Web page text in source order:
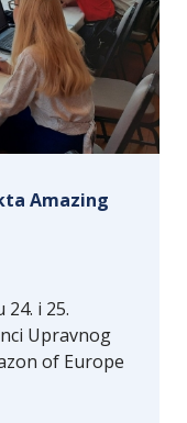
Amazing
i 25.
Upravnog
of Europe